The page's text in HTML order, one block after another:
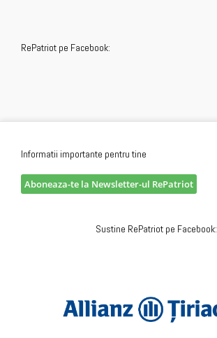
RePatriot pe Facebook:
Informatii importante pentru tine
Aboneaza-te la Newsletter-ul RePatriot
Sustine RePatriot pe Facebook: